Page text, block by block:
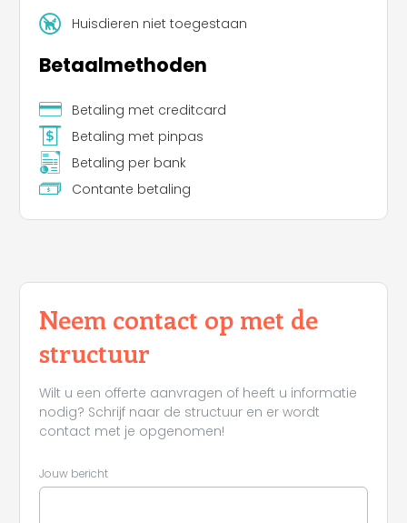
Huisdieren niet toegestaan
Betaalmethoden
Betaling met creditcard
Betaling met pinpas
Betaling per bank
Contante betaling
Neem contact op met de
structuur
Wilt u een offerte aanvragen of heeft u informatie
nodig? Schrijf naar de structuur en er wordt
contact met je opgenomen!
Jouw bericht